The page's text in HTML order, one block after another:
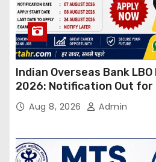
Indian Overseas Bank
2026: Notification Out for
OnlineAug 8, 2026 Admin